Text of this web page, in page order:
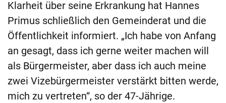
Klarheit über seine Erkrankung hat Hannes
Primus schließlich den Gemeinderat und die
Öffentlichkeit informiert. „Ich habe von Anfang
an gesagt, dass ich gerne weiter machen will
als Bürgermeister, aber dass ich auch meine
zwei Vizebürgermeister verstärkt bitten werde,
mich zu vertreten“, so der 47-Jährige.